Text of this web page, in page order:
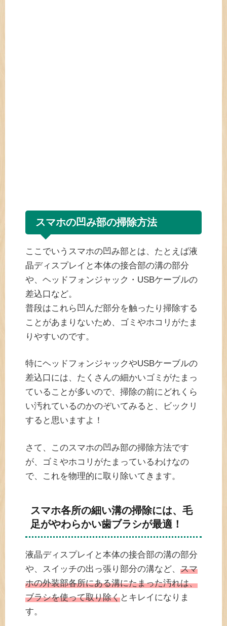
スマホの凹み部の掃除方法
ここでいうスマホの凹み部とは、たとえば液
晶ディスプレイと本体の接合部の溝の部分
や、ヘッドフォンジャック・USBケーブルの
差込口など。
普段はこれら凹んだ部分を触ったり掃除する
ことがあまりないため、ゴミやホコリがたま
りやすいのです。
特にヘッドフォンジャックやUSBケーブルの
差込口には、たくさんの細かいゴミがたまっ
ていることが多いので、掃除の前にどれくら
い汚れているのかのぞいてみると、ビックリ
すると思いますよ！
さて、このスマホの凹み部の掃除方法です
が、ゴミやホコリがたまっているわけなの
で、これを物理的に取り除いてきます。
スマホ各所の細い溝の掃除には、毛
足がやわらかい歯ブラシが最適！
液晶ディスプレイと本体の接合部の溝の部分
や、スイッチの出っ張り部分の溝など、 スマ
ホの外装部各所にある溝にたまった汚れは、
ブラシを使って取り除くとキレイになりま
す。